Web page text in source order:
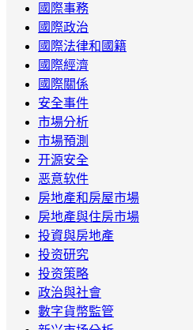
國際事務
國際政治
國際法律和國籍
國際經濟
國際關係
安全事件
市場分析
市場預測
开源安全
恶意软件
房地產和房屋市場
房地產與住房市場
投資與房地產
投资研究
投资策略
政治與社會
數字貨幣監管